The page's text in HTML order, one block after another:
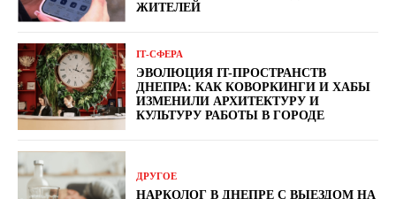
ЖИТЕЛЕЙ
ІТ-СФЕРА
ЭВОЛЮЦИЯ IT-ПРОСТРАНСТВ
ДНЕПРА: КАК КОВОРКИНГИ И ХАБЫ
ИЗМЕНИЛИ АРХИТЕКТУРУ И
КУЛЬТУРУ РАБОТЫ В ГОРОДЕ
ДРУГОЕ
НАРКОЛОГ В ДНЕПРЕ С ВЫЕЗДОМ НА